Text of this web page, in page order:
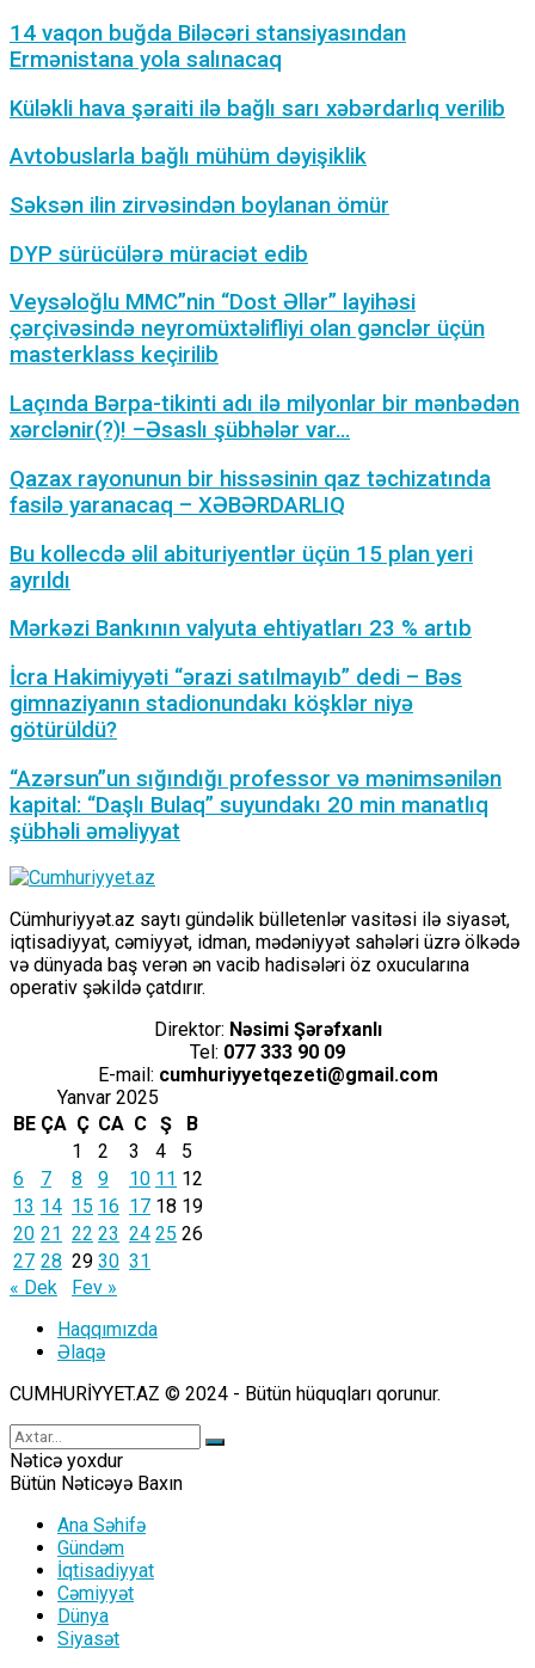
14 vaqon buğda Biləcəri stansiyasından
Ermənistana yola salınacaq
Küləkli hava şəraiti ilə bağlı sarı xəbərdarlıq verilib
Avtobuslarla bağlı mühüm dəyişiklik
Səksən ilin zirvəsindən boylanan ömür
DYP sürücülərə müraciət edib
Veysəloğlu MMC”nin “Dost Əllər” layihəsi
çərçivəsində neyromüxtəlifliyi olan gənclər üçün
masterklass keçirilib
Laçında Bərpa-tikinti adı ilə milyonlar bir mənbədən
xərclənir(?)! –Əsaslı şübhələr var…
Qazax rayonunun bir hissəsinin qaz təchizatında
fasilə yaranacaq – XƏBƏRDARLIQ
Bu kollecdə əlil abituriyentlər üçün 15 plan yeri
ayrıldı
Mərkəzi Bankının valyuta ehtiyatları 23 % artıb
İcra Hakimiyyəti “ərazi satılmayıb” dedi – Bəs
gimnaziyanın stadionundakı köşklər niyə
götürüldü?
“Azərsun”un sığındığı professor və mənimsənilən
kapital: “Daşlı Bulaq” suyundakı 20 min manatlıq
şübhəli əməliyyat
Cümhuriyyət.az saytı gündəlik bülletenlər vasitəsi ilə siyasət,
iqtisadiyyat, cəmiyyət, idman, mədəniyyət sahələri üzrə ölkədə
və dünyada baş verən ən vacib hadisələri öz oxucularına
operativ şəkildə çatdırır.
Direktor: Nəsimi Şərəfxanlı
Tel: 077 333 90 09
E-mail: cumhuriyyetqezeti@gmail.com
Yanvar 2025
BE ÇA Ç CA C Ş
B
1
2 3 4
5
6
7 8 9 10 11 12
13 14 15 16 17 18 19
20 21 22 23 24 25 26
27 28 29 30 31
« Dek
Fev »
Haqqımızda
Əlaqə
CUMHURİYYET.AZ © 2024 - Bütün hüquqları qorunur.
Nəticə yoxdur
Bütün Nəticəyə Baxın
Ana Səhifə
Gündəm
İqtisadiyyat
Cəmiyyət
Dünya
Siyasət